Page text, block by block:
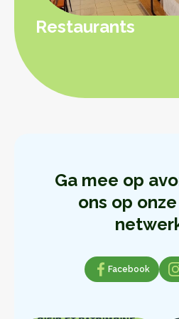
Restaurants
Ga mee op
ons op
Facebook
Instagram